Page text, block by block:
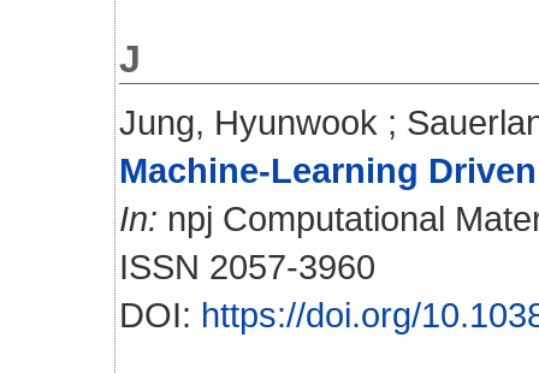
J
Jung, Hyunwook ;
Machine-Learning
In: npj Computational
ISSN 2057-3960
DOI: https://doi.org/